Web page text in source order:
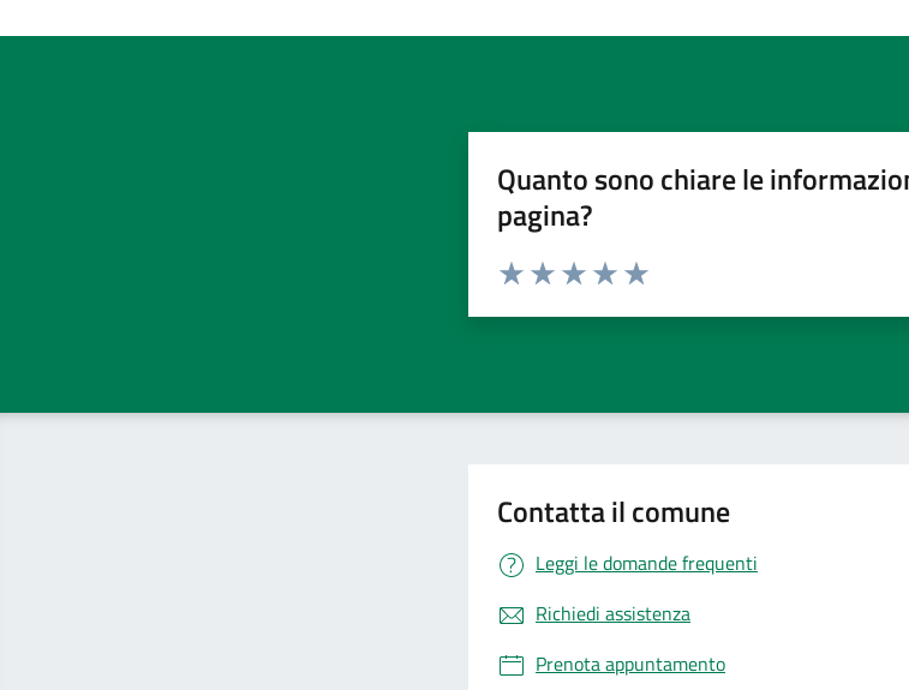
Quanto sono chiare le
pagina?
Valuta da 1 a 5 stelle la pagina
Contatta il comune
Leggi le domande frequenti
Richiedi assistenza
Prenota appuntamento